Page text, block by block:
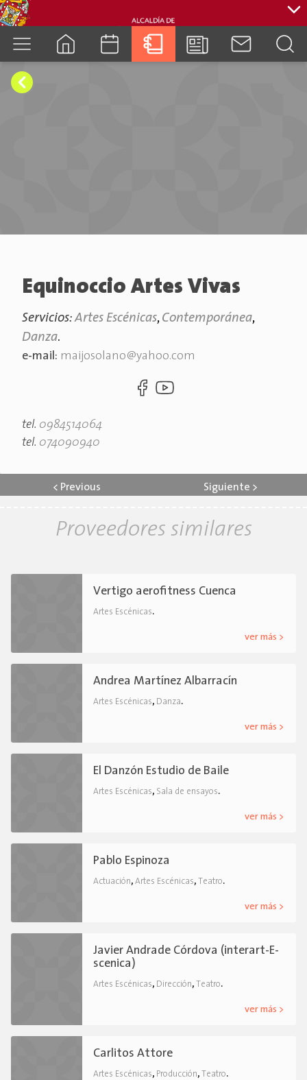
Equinoccio Artes Vivas
Servicios:Artes Escénicas, Contemporánea,
Danza.
e-mail: maijosolano@yahoo.com
tel. 0984514064
tel. 074090940
< Previous Siguiente >
Proveedores similares
Vertigo aerofitness Cuenca
Artes Escénicas.
ver más >
Andrea Martínez Albarracín
Artes Escénicas, Danza.
ver más >
El Danzón Estudio de Baile
Artes Escénicas, Sala de ensayos.
ver más >
Pablo Espinoza
Actuación, Artes Escénicas, Teatro.
ver más >
Javier Andrade Córdova (interart-E-
scenica)
Artes Escénicas, Dirección, Teatro.
ver más >
Carlitos Attore
Artes Escénicas, Producción, Teatro.